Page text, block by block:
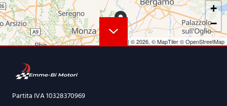
+
−
| © 2026, © MapTiler© OpenStreetMap
Partita IVA 10328370969